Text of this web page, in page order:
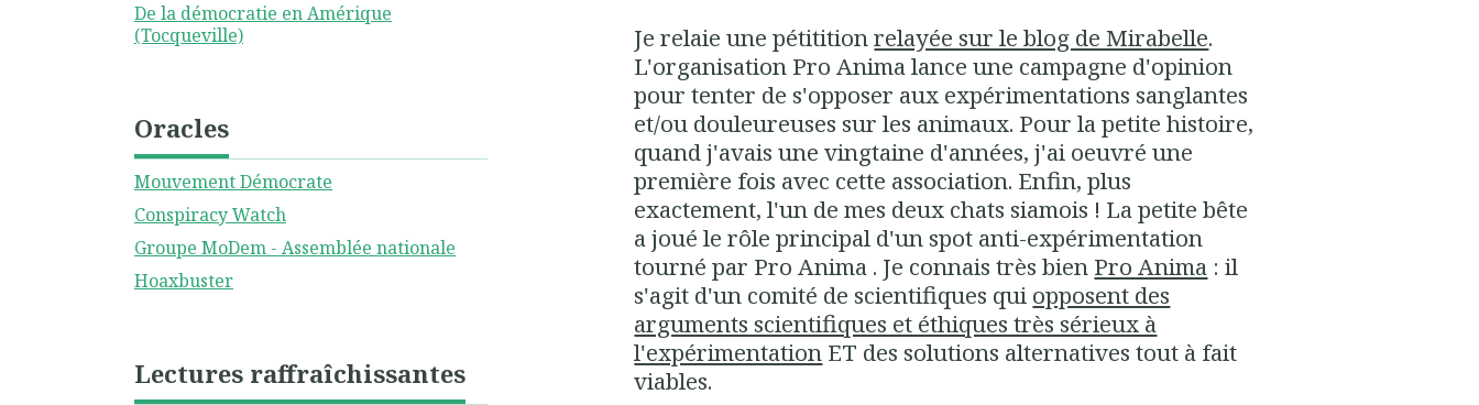
De la démocratie en Amérique
(Tocqueville)
Oracles
Mouvement Démocrate
Conspiracy Watch
Groupe MoDem - Assemblée nationale
Hoaxbuster
Lectures raffraîchissantes
Je relaie une pétititionrelayée sur le blog de Mirabelle.
L'organisation Pro Anima lance une campagne d'opinion
pour tenter de s'opposer aux expérimentations sanglantes
et/ou douleureuses sur les animaux. Pour la petite histoire,
quand j'avais une vingtaine d'années, j'ai oeuvré une
première fois avec cette association. Enfin, plus
exactement, l'un de mes deux chats siamois ! La petite bête
a joué le rôle principal d'un spot anti-expérimentation
tourné par Pro Anima . Je connais très bien Pro Anima : il
s'agit d'un comité de scientifiques qui opposent des
arguments scientifiques et éthiques très sérieux à
l'expérimentation ET des solutions alternatives tout à fait
viables.